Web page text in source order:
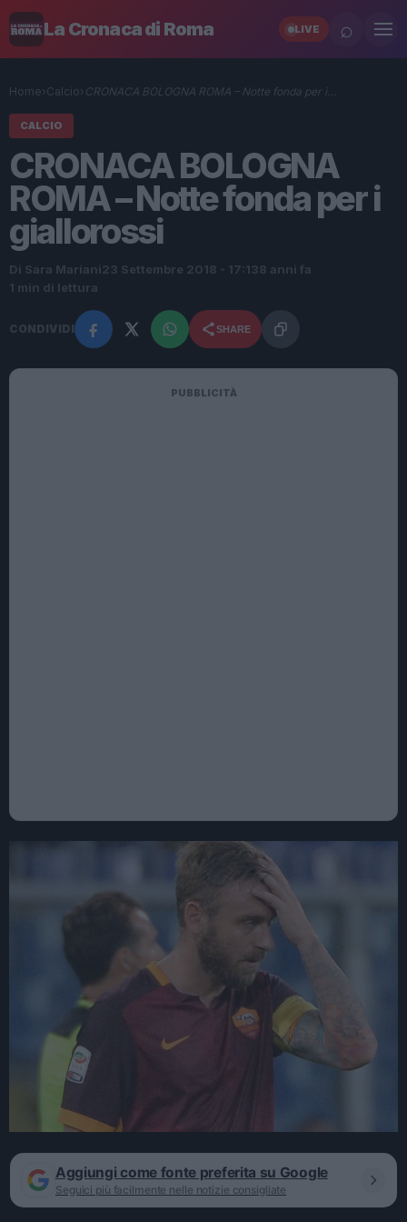
La Cronaca di Roma LIVE ⌕
Home› Calcio› CRONACA BOLOGNA ROMA – Notte fonda per i…
CALCIO
CRONACA BOLOGNA
ROMA – Notte fonda per i
giallorossi
Di Sara Mariani23 Settembre 2018 - 17:138 anni fa
1 min di lettura
CONDIVIDI SHARE
PUBBLICITÀ
Aggiungi come fonte preferita su Google
Seguici più facilmente nelle notizie consigliate